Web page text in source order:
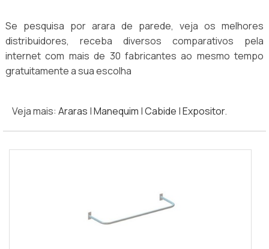
Se pesquisa por arara de parede, veja os melhores
distribuidores, receba diversos comparativos pela
internet com mais de 30 fabricantes ao mesmo tempo
gratuitamente a sua escolha
Veja mais: Araras |Manequim |Cabide |Expositor.